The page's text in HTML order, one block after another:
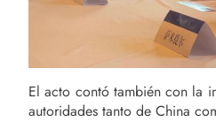
El acto contó también con la
autoridades tanto de China